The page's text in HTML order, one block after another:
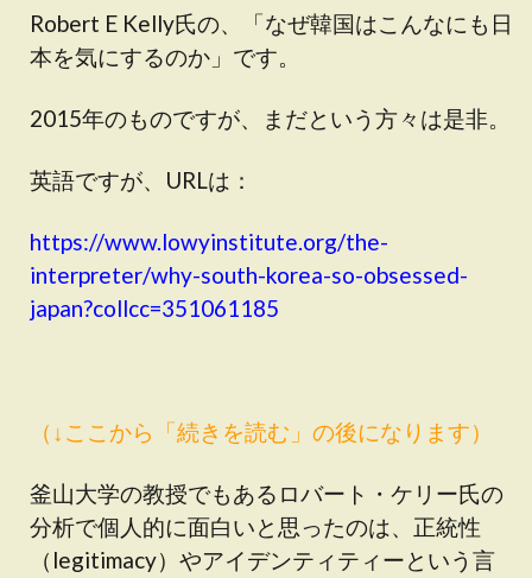
Robert E Kelly氏の、「なぜ韓国はこんなにも日
本を気にするのか」です。
2015年のものですが、まだという方々は是非。
英語ですが、URLは：
https://www.lowyinstitute.org/the-
interpreter/why-south-korea-so-obsessed-
japan?collcc=351061185
（↓ここから「続きを読む」の後になります）
釜山大学の教授でもあるロバート・ケリー氏の
分析で個人的に面白いと思ったのは、正統性
（legitimacy）やアイデンティティーという言